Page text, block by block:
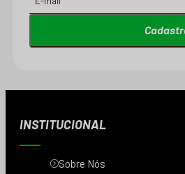
INSTITUCIONAL
Sobre Nós